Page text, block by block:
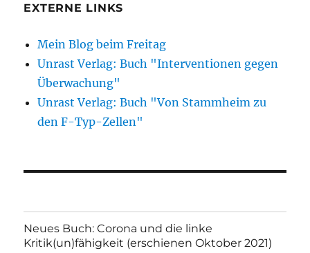
EXTERNE LINKS
Mein Blog beim Freitag
Unrast Verlag: Buch "Interventionen gegen
Überwachung"
Unrast Verlag: Buch "Von Stammheim zu
den F-Typ-Zellen"
Neues Buch: Corona und die linke
Kritik(un)fähigkeit (erschienen Oktober 2021)